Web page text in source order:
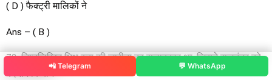
( D ) फैक्ट्री मालिकों ने
Ans – ( B )
72. निम्नलिखित भिक्षु रुस की जारीना का सलाहकार था, जिसने राजतंत्र को
बदनाम किया ?
📲 Telegram 💬 WhatsApp